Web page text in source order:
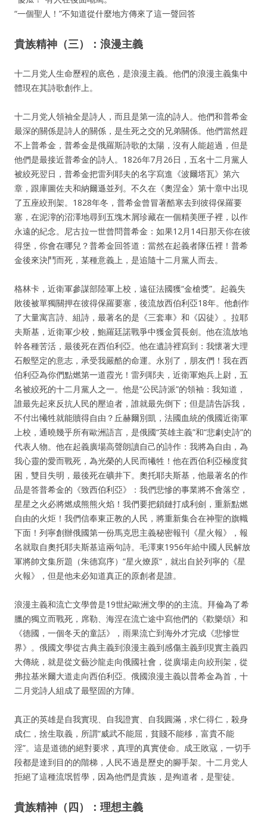
“一個聖人！”不知道從什麼地方傳來了這一聲回答
貴族精神（三）：浪漫主義
十二月党人生命歷程的底色，是浪漫主義。他們的浪漫主義集中
體現在其詩歌創作上。
十二月党人領袖全是詩人，而且是第一流的詩人。他們和普希金
最深的關係是詩人的關係，是生死之交的兄弟關係。他們當然趕
不上普希金，普希金是俄羅斯詩歌的太陽，沒有人能超過，但是
他們是最接近普希金的詩人。1826年7月26日，五名十二月黨人
被絞死翌日，普希金把雷列耶夫的名字寫進《波爾塔瓦》第六
章，跟庫圖佐夫和納爾遜並列。不久在《奧涅金》第十章中出現
了五座絞刑架。1828年冬，普希金曾冒著酷寒去到彼得保羅要
塞，在泥濘的沼澤地尋到五塊木屑珍藏在一個精美匣子裡，以作
永遠的紀念。尼古拉一世曾問普希金：如果12月14日那天你在彼
得堡，你會在哪兒？普希金回答道：當然在起義者隊伍裡！普希
金後來決鬥而死，某種意義上，是追隨十二月黨人而去。
格林卡，近衛軍參謀部陸軍上校，遠征法國獲“金槍獎”。起義失
敗後被單獨關押在彼得保羅要塞，後流放西伯利亞18年。他創作
了大量寓言詩、組詩，最著名的是《三套車》和《囚徒》。拉耶
夫斯基，近衛軍少校，鮑羅廷諾戰爭中獲金質長劍。他在流放地
幹各種苦活，最後死在西伯利亞。他在遺詩裡寫到：我懷著大理
石般堅定的意志，承受我嚴酷的命運。永別了，朋友們！我在西
伯利亞為你們點燃第一道霞光！雷列耶夫，近衛軍炮兵上尉，五
名被絞死的十二月黨人之一。他是“公民詩派”的領袖：我知道，
誰最先起來反抗人民的壓迫者，誰就最先倒下；但是請告訴我，
不付出犧牲就能贖得自由？丘赫爾別凱，法國血統的俄國近衛軍
上校，通曉幾乎所有歐洲語言，是俄國“英雄主義”和“悲劇史詩”的
代表人物。他在起義廣場高聲朗讀自己的詩作：我將為自由，為
我心靈的愛而戰死，為光榮的人民而犧牲！他在西伯利亞極度貧
困，雙目失明，最後死在礦井下。奧托耶夫斯基，他最著名的作
品是答普希金的《致西伯利亞》：我們悲慘的事業將不會落空，
星星之火必將燃成熊熊火焰！我們要把鎖鏈打成利劍，重新點燃
自由的火炬！我們信奉東正教的人民，將重新集合在神聖的旗幟
下面！列寧創辦俄國第一份馬克思主義秘密報刊《星火報》，報
名就取自奧托耶夫斯基這兩句詩。毛澤東1956年給中國人民解放
軍將帥文集所題（朱德寫序）“星火燎原“，就出自於列寧的《星
火報》，但是他未必知道真正的原創者是誰。
浪漫主義和流亡文學曾是19世紀歐洲文學的的主流。拜倫為了希
臘的獨立而戰死，席勒、海涅在流亡途中寫他們的《歡樂頌》和
《德國，一個冬天的童話》，雨果流亡到海外才完成《悲慘世
界》。俄國文學從古典主義到浪漫主義到感傷主義到現實主義四
大傳統，就是從文藝沙龍走向俄國社會，從廣場走向絞刑架，從
弗拉基米爾大道走向西伯利亞。俄國浪漫主義以普希金為首，十
二月党詩人組成了最堅固的方陣。
真正的英雄是自我實現、自我證實、自我圓滿，求仁得仁，殺身
成仁，捨生取義，所謂“威武不能屈，貧賤不能移，富貴不能
淫”。這是道德的絕對要求，真理的真實使命。成王敗寇，一切手
段都是達到目的的階梯，人民不過是歷史的腳手架。十二月党人
拒絕了這種流氓哲學，因為他們是貴族，是殉道者，是聖徒。
貴族精神（四）：理想主義